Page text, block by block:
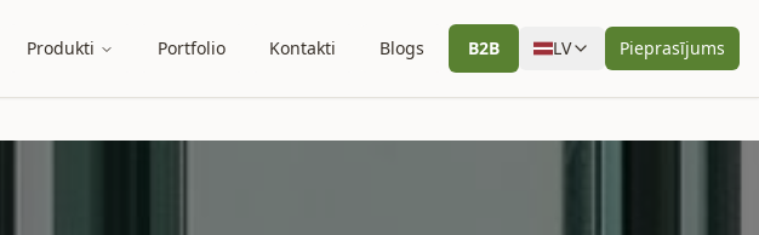
Produkti Portfolio Kontakti Blogs B2B LV Pieprasījums